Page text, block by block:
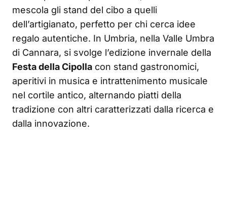
mescola gli stand del cibo a quelli
dell’artigianato, perfetto per chi cerca idee
regalo autentiche. In Umbria, nella Valle Umbra
di Cannara, si svolge l’edizione invernale della
Festa della Cipolla con stand gastronomici,
aperitivi in musica e intrattenimento musicale
nel cortile antico, alternando piatti della
tradizione con altri caratterizzati dalla ricerca e
dalla innovazione.